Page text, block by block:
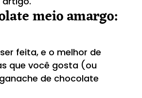
meio amargo:
feita, e o melhor de
que você gosta (ou
de chocolate